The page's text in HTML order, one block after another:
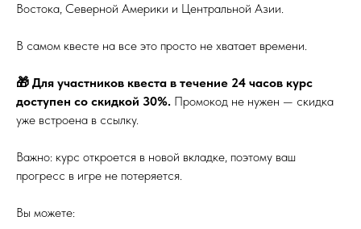
Востока, Северной Америки и Центральной Азии.
В самом квесте на все это просто не хватает времени.
🎁 Для участников квеста в течение 24 часов курс
доступен со скидкой 30%. Промокод не нужен — скидка
уже встроена в ссылку.
Важно: курс откроется в новой вкладке, поэтому ваш
прогресс в игре не потеряется.
Вы можете: